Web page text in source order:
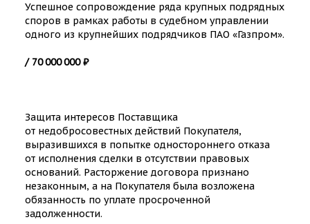
Успешное сопровождение ряда крупных подрядных
споров в рамках работы в судебном управлении
одного из крупнейших подрядчиков ПАО «Газпром».
/ 70 000 000 ₽
Защита интересов Поставщика
от недобросовестных действий Покупателя,
выразившихся в попытке одностороннего отказа
от исполнения сделки в отсутствии правовых
оснований. Расторжение договора признано
незаконным, а на Покупателя была возложена
обязанность по уплате просроченной
задолженности.